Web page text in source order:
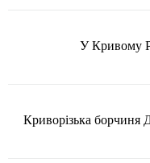
У Кривому
Криворізька борчиня